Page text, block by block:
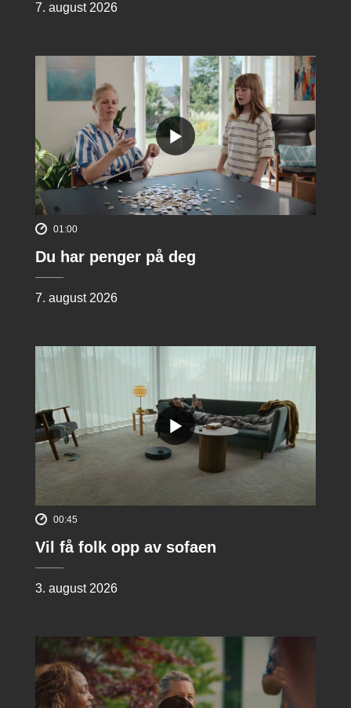
7. august 2026
01:00
Du har penger på deg
7. august 2026
00:45
Vil få folk opp av sofaen
3. august 2026